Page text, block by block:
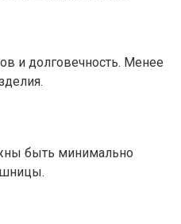
и долговечность. Менее
быть минимально